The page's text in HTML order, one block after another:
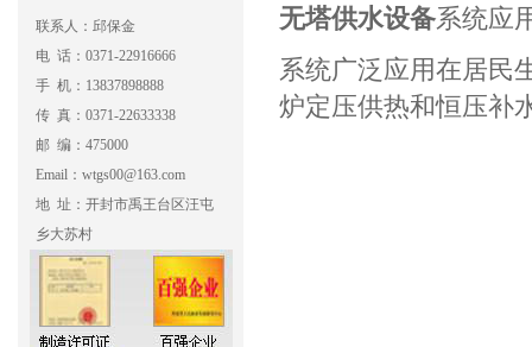
联系人：邱保金
电 话：0371-22916666
手 机：13837898888
传 真：0371-22633338
邮 编：475000
Email：wtgs00@163.com
地 址：开封市禹王台区汪屯
乡大苏村
无塔供水设备系统应
系统广泛应用在居民
炉定压供热和恒压补